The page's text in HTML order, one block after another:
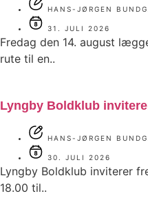
HANS-JØRGEN
31. JULI 2026
Fredag den 14. august
rute til en..
Lyngby Boldklub
HANS-JØRGEN
30. JULI 2026
Lyngby Boldklub inviterer
18.00 til..